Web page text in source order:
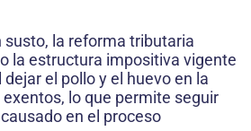
susto, la reforma tributaria
la estructura impositiva vigente
el pollo y el huevo en la
lo que permite seguir
en el proceso